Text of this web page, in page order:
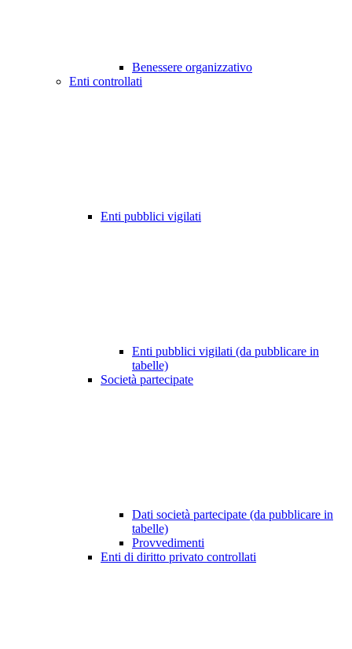
Benessere organizzativo
Enti controllati
Enti pubblici vigilati
Enti pubblici vigilati (da pubblicare in
tabelle)
Società partecipate
Dati società partecipate (da pubblicare in
tabelle)
Provvedimenti
Enti di diritto privato controllati